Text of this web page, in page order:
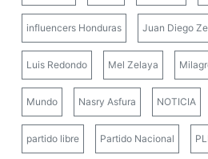
influencers Honduras Juan Diego
Luis Redondo Mel Zelaya
Mundo Nasry Asfura NOTICIA
partido libre Partido Nacional